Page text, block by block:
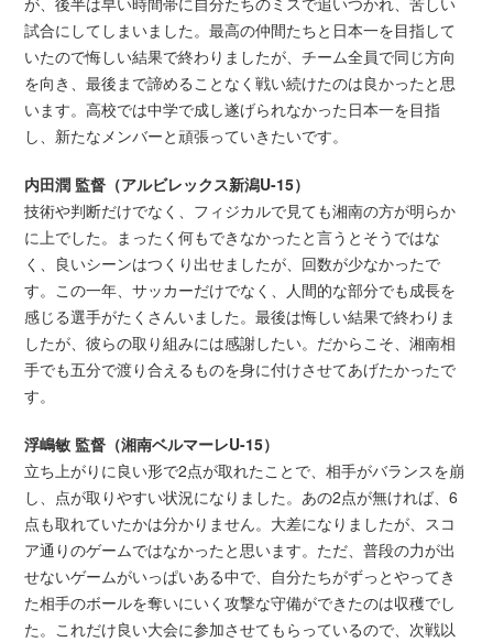
試合にしてしまいました。最高の仲間たちと日本一を目指して
いたので悔しい結果で終わりましたが、チーム全員で同じ方向
を向き、最後まで諦めることなく戦い続けたのは良かったと思
います。高校では中学で成し遂げられなかった日本一を目指
し、新たなメンバーと頑張っていきたいです。
内田潤 監督（アルビレックス新潟U-15）
技術や判断だけでなく、フィジカルで見ても湘南の方が明らか
に上でした。まったく何もできなかったと言うとそうではな
く、良いシーンはつくり出せましたが、回数が少なかったで
す。この一年、サッカーだけでなく、人間的な部分でも成長を
感じる選手がたくさんいました。最後は悔しい結果で終わりま
したが、彼らの取り組みには感謝したい。だからこそ、湘南相
手でも五分で渡り合えるものを身に付けさせてあげたかったで
す。
浮嶋敏 監督（湘南ベルマーレU-15）
立ち上がりに良い形で2点が取れたことで、相手がバランスを崩
し、点が取りやすい状況になりました。あの2点が無ければ、6
点も取れていたかは分かりません。大差になりましたが、スコ
ア通りのゲームではなかったと思います。ただ、普段の力が出
せないゲームがいっぱいある中で、自分たちがずっとやってき
た相手のボールを奪いにいく攻撃な守備ができたのは収穫でし
た。これだけ良い大会に参加させてもらっているので、次戦以